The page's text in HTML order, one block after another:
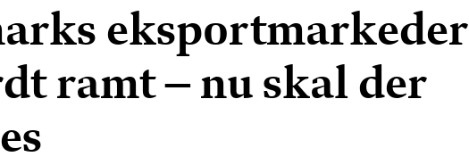
eksportmarkeder
ramt – nu skal der